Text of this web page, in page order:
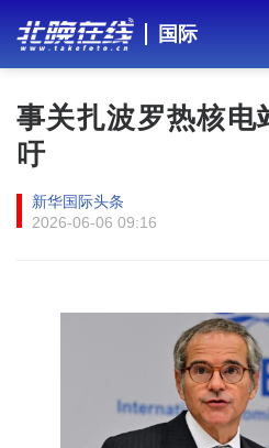
国际
事关扎波罗热核电
吁
新华国际头条
2026-06-06 09:16